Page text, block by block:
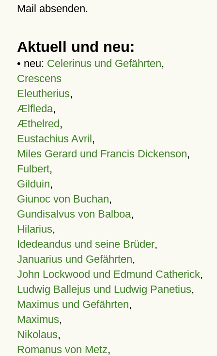
Mail absenden.
Aktuell und neu:
• neu: Celerinus und Gefährten,
Crescens
Eleutherius,
Ælfleda,
Æthelred,
Eustachius Avril,
Miles Gerard und Francis Dickenson,
Fulbert,
Gilduin,
Giunoc von Buchan,
Gundisalvus von Balboa,
Hilarius,
Idedeandus und seine Brüder,
Januarius und Gefährten,
John Lockwood und Edmund Catherick,
Ludwig Ballejus und Ludwig Panetius,
Maximus und Gefährten,
Maximus,
Nikolaus,
Romanus von Metz,